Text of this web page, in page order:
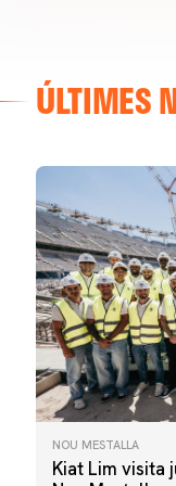
ÚLTIMES
NOU MESTALLA
Kiat Lim visita